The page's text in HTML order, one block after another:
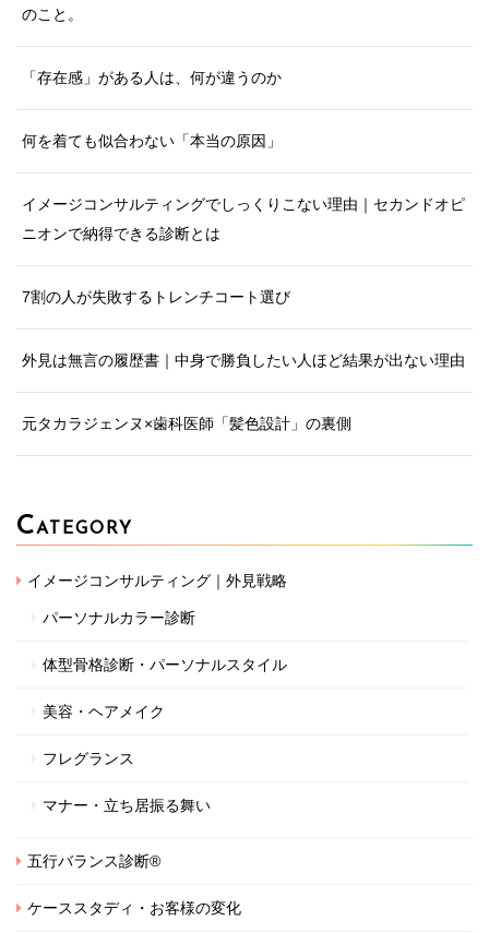
のこと。
「存在感」がある人は、何が違うのか
何を着ても似合わない「本当の原因」
イメージコンサルティングでしっくりこない理由｜セカンドオピ
ニオンで納得できる診断とは
7割の人が失敗するトレンチコート選び
外見は無言の履歴書｜中身で勝負したい人ほど結果が出ない理由
元タカラジェンヌ×歯科医師「髪色設計」の裏側
CATEGORY
イメージコンサルティング｜外見戦略
パーソナルカラー診断
体型骨格診断・パーソナルスタイル
美容・ヘアメイク
フレグランス
マナー・立ち居振る舞い
五行バランス診断®
ケーススタディ・お客様の変化